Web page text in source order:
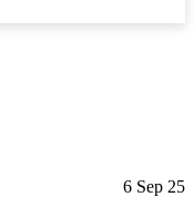
6 Sep 25